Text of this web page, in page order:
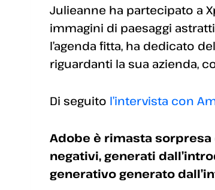
Julieanne ha partecipato a
immagini di paesaggi
l’agenda fitta, ha dedicato
riguardanti la sua azienda,
Di seguito l’intervista con
Adobe è rimasta
negativi, generati
generativo generato